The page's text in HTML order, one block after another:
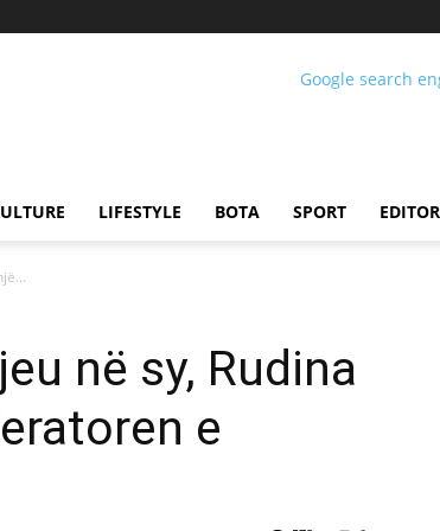
LIFESTYLE BOTA SPORT
në sy, Rudina
e